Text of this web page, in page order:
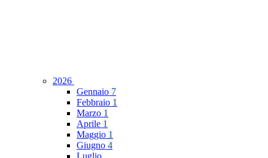
2026
Gennaio 7
Febbraio 1
Marzo 1
Aprile 1
Maggio 1
Giugno 4